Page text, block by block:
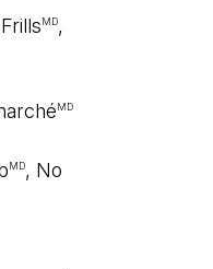
MD,
MD
MD, No